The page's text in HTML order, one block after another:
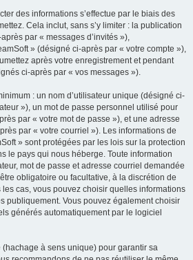
des informations s’effectue par le biais des
Cela inclut, sans s’y limiter : la publication
par « messages d’invités »),
» (désigné ci-après par « votre compte »),
après votre enregistrement et pendant
ci-après par « vos messages »).
: un nom d’utilisateur unique (désigné ci-
»), un mot de passe personnel utilisé pour
par « votre mot de passe »), et une adresse
par « votre courriel »). Les informations de
» sont protégées par les lois sur la protection
le pays qui nous héberge. Toute information
mot de passe et adresse courriel demandée
obligatoire ou facultative, à la discrétion de
cas, vous pouvez choisir quelles informations
publiquement. Vous pouvez également choisir
générés automatiquement par le logiciel
(hachage à sens unique) pour garantir sa